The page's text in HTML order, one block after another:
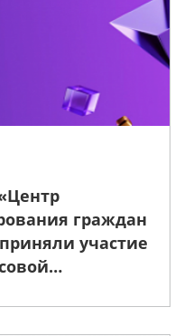
граждан
участие